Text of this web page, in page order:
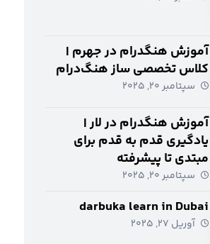
آموزش هنگدرام در جهرم |
کلاس تخصصی ساز هنگ‌درام
سپتامبر ۲۰, ۲۰۲۵
آموزش هنگدرام در لار |
یادگیری قدم به قدم برای
مبتدی تا پیشرفته
سپتامبر ۲۰, ۲۰۲۵
darbuka learn in Dubai
آوریل ۲۷, ۲۰۲۵